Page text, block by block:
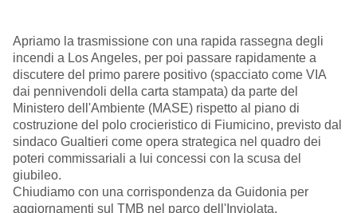
Apriamo la trasmissione con una rapida rassegna degli
incendi a Los Angeles, per poi passare rapidamente a
discutere del primo parere positivo (spacciato come VIA
dai pennivendoli della carta stampata) da parte del
Ministero dell'Ambiente (MASE) rispetto al piano di
costruzione del polo crocieristico di Fiumicino, previsto dal
sindaco Gualtieri come opera strategica nel quadro dei
poteri commissariali a lui concessi con la scusa del
giubileo.
Chiudiamo con una corrispondenza da Guidonia per
aggiornamenti sul TMB nel parco dell'Inviolata.